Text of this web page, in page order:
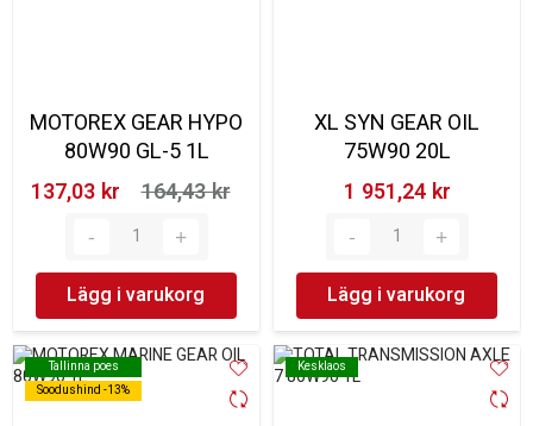
MOTOREX GEAR HYPO
80W90 GL-5 1L
137,03 kr‎
164,43 kr‎
Lägg i varukorg
XL SYN GEAR OIL
75W90 20L
1 951,24 kr‎
Lägg i varukorg
Tallinna poes
Soodushind -13%
Tallinna poes
Soodushind -13%
Kesklaos
Kesklaos